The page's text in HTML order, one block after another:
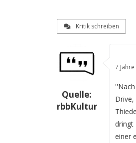
Kritik schreiben
Quelle:
rbbKultur
7
dringt
einer